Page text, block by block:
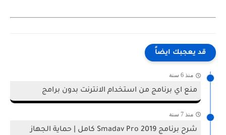
قد يعجبك ايضاً
منذ 6 سنة
منع اي برنامج من استخدام الانترنت بدون برامج
منذ 7 سنة
شرح برنامج Smadav Pro 2019 كامل | حماية الجهاز